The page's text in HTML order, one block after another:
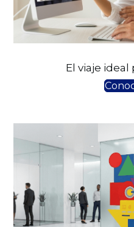
El viaje ideal